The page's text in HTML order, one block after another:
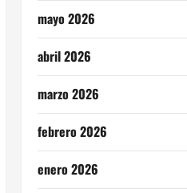
mayo 2026
abril 2026
marzo 2026
febrero 2026
enero 2026